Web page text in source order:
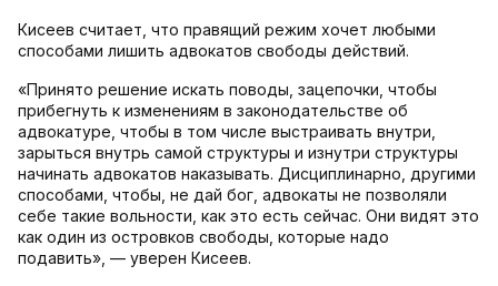
Кисеев считает, что правящий режим хочет любыми
способами лишить адвокатов свободы действий.
«Принято решение искать поводы, зацепочки, чтобы
прибегнуть к изменениям в законодательстве об
адвокатуре, чтобы в том числе выстраивать внутри,
зарыться внутрь самой структуры и изнутри структуры
начинать адвокатов наказывать. Дисциплинарно, другими
способами, чтобы, не дай бог, адвокаты не позволяли
себе такие вольности, как это есть сейчас. Они видят это
как один из островков свободы, которые надо
подавить», — уверен Кисеев.